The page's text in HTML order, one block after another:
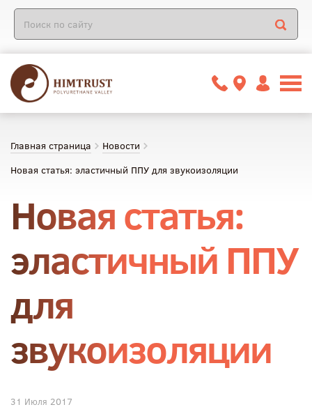
Главная страница
Новости
Новая статья: эластичный ППУ для звукоизоляции
Новая статья:
эластичный ППУ
для
звукоизоляции
31 Июля 2017